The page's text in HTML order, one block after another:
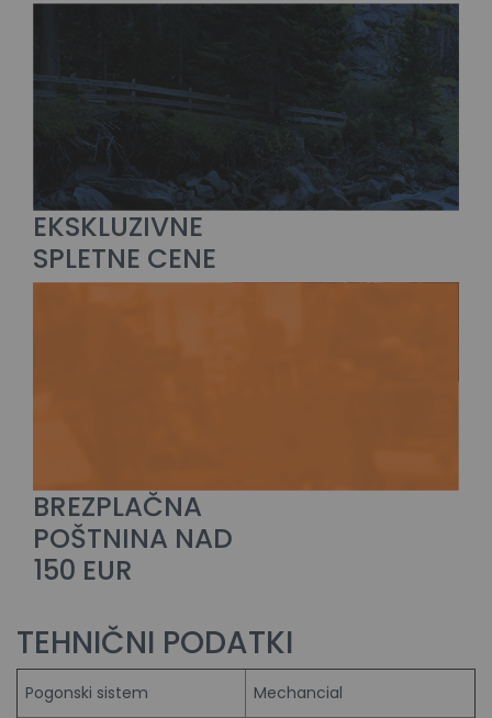
EKSKLUZIVNE
SPLETNE CENE
BREZPLAČNA
POŠTNINA NAD
150 EUR
TEHNIČNI PODATKI
Pogonski sistem Mechancial